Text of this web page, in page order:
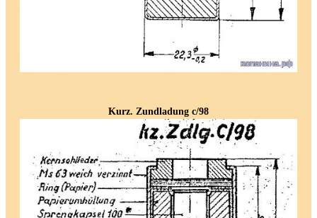
Kurz. Zundladung c/98